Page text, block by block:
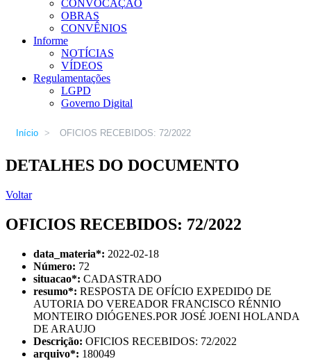
CONVOCAÇÃO
OBRAS
CONVÊNIOS
Informe
NOTÍCIAS
VÍDEOS
Regulamentações
LGPD
Governo Digital
Início > OFICIOS RECEBIDOS: 72/2022
DETALHES DO DOCUMENTO
Voltar
OFICIOS RECEBIDOS: 72/2022
data_materia*: 2022-02-18
Número: 72
situacao*: CADASTRADO
resumo*: RESPOSTA DE OFÍCIO EXPEDIDO DE
AUTORIA DO VEREADOR FRANCISCO RÉNNIO
MONTEIRO DIÓGENES.POR JOSÉ JOENI HOLANDA
DE ARAUJO
Descrição: OFICIOS RECEBIDOS: 72/2022
arquivo*: 180049